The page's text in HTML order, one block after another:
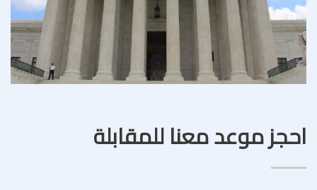
احجز موعد معنا للمقابلة